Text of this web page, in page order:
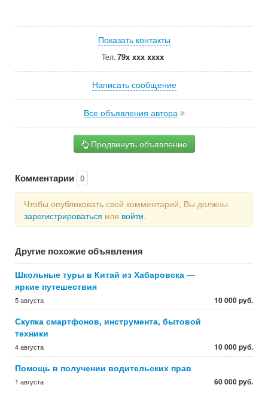
Показать контакты
Тел. 79x xxx xxxx
Написать сообщение
Все объявления автора
Продвинуть объявление
Комментарии 0
Чтобы опубликовать свой комментарий, Вы должны
зарегистрироваться или войти.
Другие похожие объявления
Школьные туры в Китай из Хабаровска —
яркие путешествия
5 августа 10 000 руб.
Скупка смартфонов, инструмента, бытовой
техники
4 августа 10 000 руб.
Помощь в получении водительских прав
1 августа 60 000 руб.